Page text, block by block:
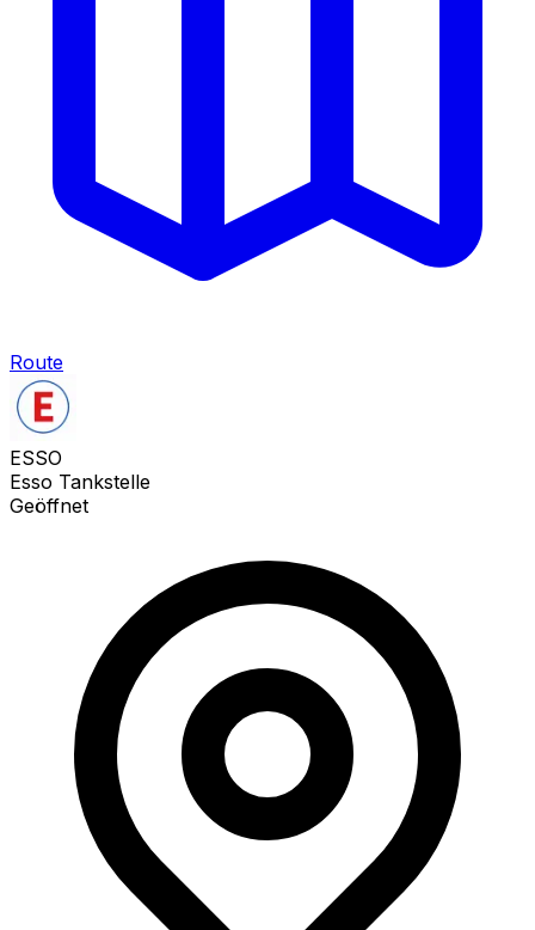
Route
ESSO
Esso Tankstelle
Geöffnet